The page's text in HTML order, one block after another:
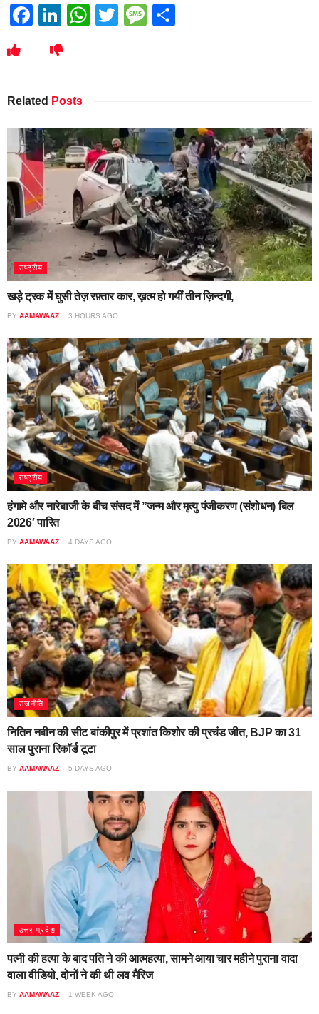
Facebook
LinkedIn
WhatsApp
TwitterMessage
Related Posts
राष्ट्रीय
खड़े ट्रक में घुसी तेज़ रफ़्तार कार, ख़त्म हो गयीं तीन ज़िन्दगी,
BY AAMAWAAZ 3 HOURS AGO
राष्ट्रीय
हंगामे और नारेबाजी के बीच संसद में ”जन्म और मृत्यु पंजीकरण (संशोधन) बिल
2026′ पारित
BY AAMAWAAZ 4 DAYS AGO
राजनीति
नितिन नबीन की सीट बांकीपुर में प्रशांत किशोर की प्रचंड जीत, BJP का 31
साल पुराना रिकॉर्ड टूटा
BY AAMAWAAZ 5 DAYS AGO
उत्तर प्रदेश
पत्नी की हत्या के बाद पति ने की आत्महत्या, सामने आया चार महीने पुराना वादा
वाला वीडियो, दोनों ने की थी लव मैरिज
BY AAMAWAAZ 1 WEEK AGO